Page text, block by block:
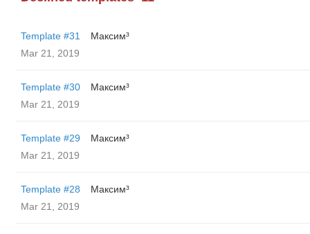
Template #31
Максим³
Mar 21, 2019
Template #30
Максим³
Mar 21, 2019
Template #29
Максим³
Mar 21, 2019
Template #28
Максим³
Mar 21, 2019